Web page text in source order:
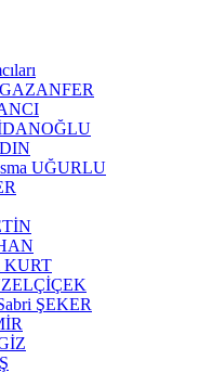
UĞURLU
KURT
ŞEKER